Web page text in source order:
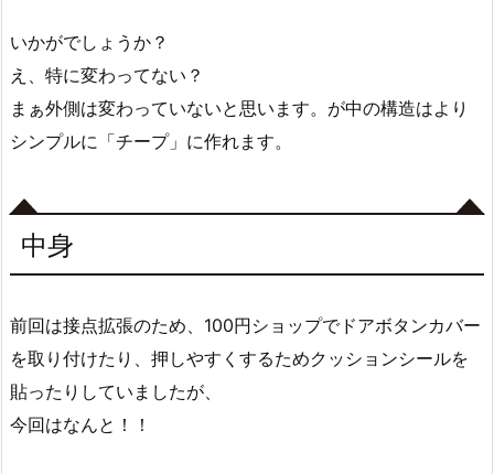
いかがでしょうか？
え、特に変わってない？
まぁ外側は変わっていないと思います。が中の構造はより
シンプルに「チープ」に作れます。
中身
前回は接点拡張のため、100円ショップでドアボタンカバー
を取り付けたり、押しやすくするためクッションシールを
貼ったりしていましたが、
今回はなんと！！